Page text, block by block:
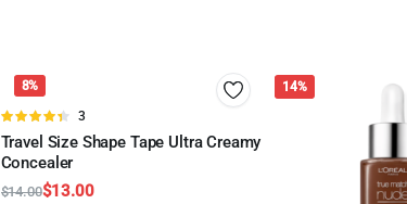
8%
Valorado
en4.33 de
5
3
Travel Size Shape Tape Ultra Creamy
Concealer
AÑADIR AL CARRITO
$14.00$13.00
14%